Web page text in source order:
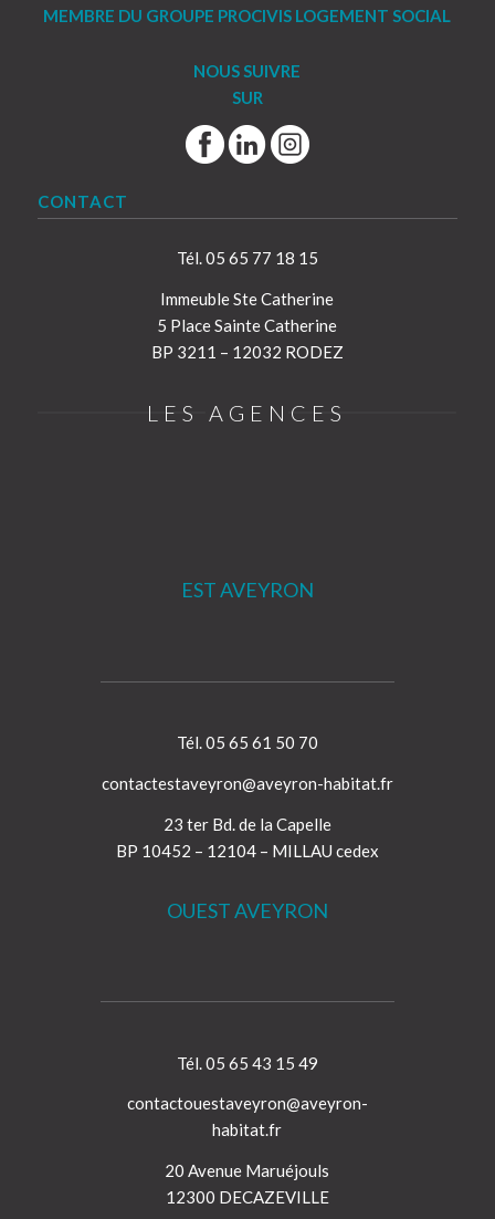
MEMBRE DU GROUPE PROCIVIS LOGEMENT SOCIAL
NOUS SUIVRE
SUR
CONTACT
Tél. 05 65 77 18 15
Immeuble Ste Catherine
5 Place Sainte Catherine
BP 3211 – 12032 RODEZ
LES AGENCES
EST AVEYRON
Tél. 05 65 61 50 70
contactestaveyron@aveyron-habitat.fr
23 ter Bd. de la Capelle
BP 10452 – 12104 – MILLAU cedex
OUEST AVEYRON
Tél. 05 65 43 15 49
contactouestaveyron@aveyron-
habitat.fr
20 Avenue Maruéjouls
12300 DECAZEVILLE